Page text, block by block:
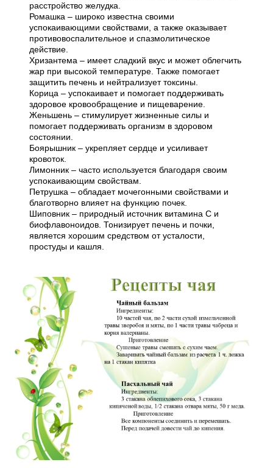
расстройство желудка.
Ромашка – широко известна своими
успокаивающими свойствами, а также оказывает
противовоспалительное и спазмолитическое
действие.
Хризантема – имеет сладкий вкус и может облегчить
жар при высокой температуре. Также помогает
защитить печень и нейтрализует токсины.
Корица – успокаивает и помогает поддерживать
здоровое кровообращение и пищеварение.
Женьшень – стимулирует жизненные силы и
помогает поддерживать организм в здоровом
состоянии.
Боярышник – укрепляет сердце и усиливает
кровоток.
Лимонник – часто используется благодаря своим
успокаивающим свойствам.
Петрушка – обладает мочегонными свойствами и
благотворно влияет на функцию почек.
Шиповник – природный источник витамина С и
биофлавоноидов. Тонизирует печень и почки,
является хорошим средством от усталости,
простуды и кашля.